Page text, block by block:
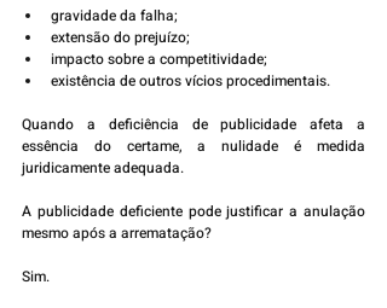
gravidade da falha;
extensão do prejuízo;
impacto sobre a competitividade;
existência de outros vícios procedimentais.
Quando a deficiência de publicidade afeta a
essência do certame, a nulidade é medida
juridicamente adequada.
A publicidade deficiente pode justificar a anulação
mesmo após a arrematação?
Sim.